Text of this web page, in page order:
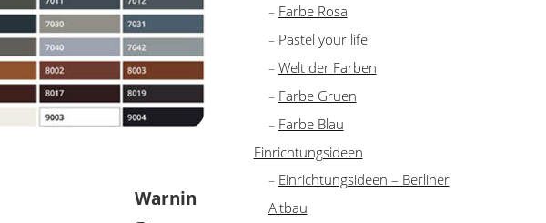
Farbe Rosa
Pastel your life
Welt der Farben
Farbe Gruen
Farbe Blau
Einrichtungsideen
Einrichtungsideen – Berliner
Altbau
Warnin